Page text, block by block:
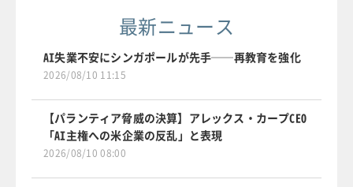
最新ニュース
AI失業不安にシンガポールが先手──再教育を強化
2026/08/10 11:15
【パランティア脅威の決算】アレックス・カープCEO
「AI主権への米企業の反乱」と表現
2026/08/10 08:00